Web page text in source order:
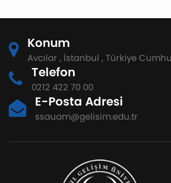
Konum
Avcılar , İstanbul , Türkiye
Telefon
0212 422 70 00
E-Posta Adresi
ssauam@gelisim.edu.tr